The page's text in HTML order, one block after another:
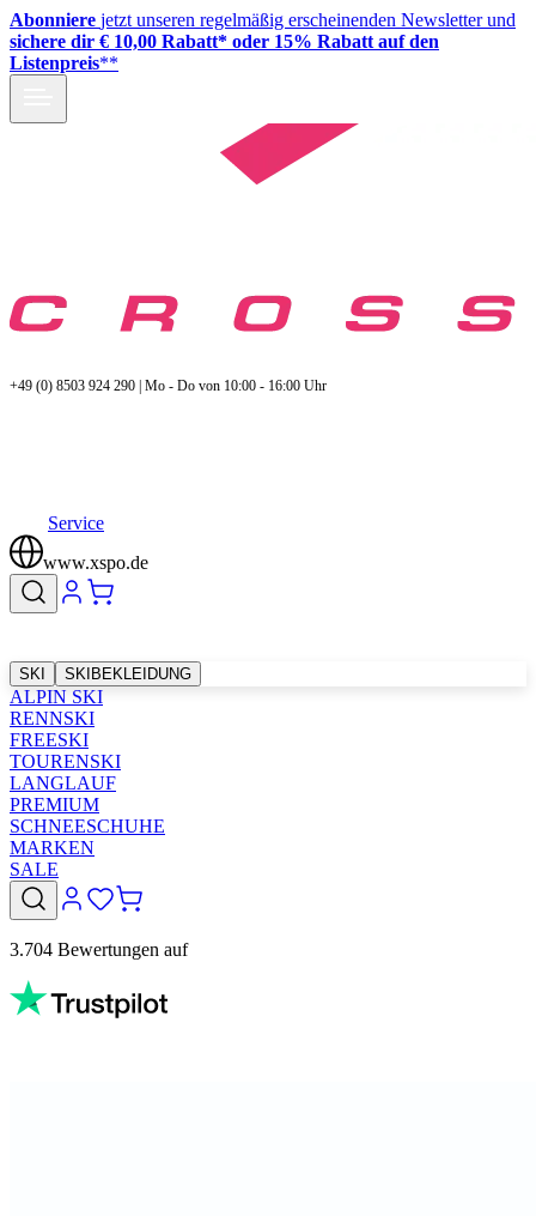
Abonniere jetzt unseren regelmäßig erscheinenden Newsletter und
sichere dir € 10,00 Rabatt* oder 15% Rabatt auf den
Listenpreis**
+49 (0) 8503 924 290 | Mo - Do von 10:00 - 16:00 Uhr
Service
www.xspo.de
SKI SKIBEKLEIDUNG
ALPIN SKI
RENNSKI
FREESKI
TOURENSKI
LANGLAUF
PREMIUM
SCHNEESCHUHE
MARKEN
SALE
3.704 Bewertungen auf